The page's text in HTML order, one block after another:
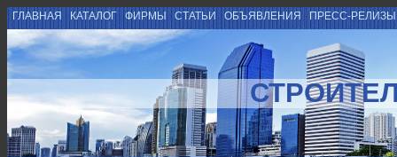
ГЛАВНАЯ КАТАЛОГ ФИРМЫ СТАТЬИ ОБЪЯВЛЕНИЯ ПРЕСС-